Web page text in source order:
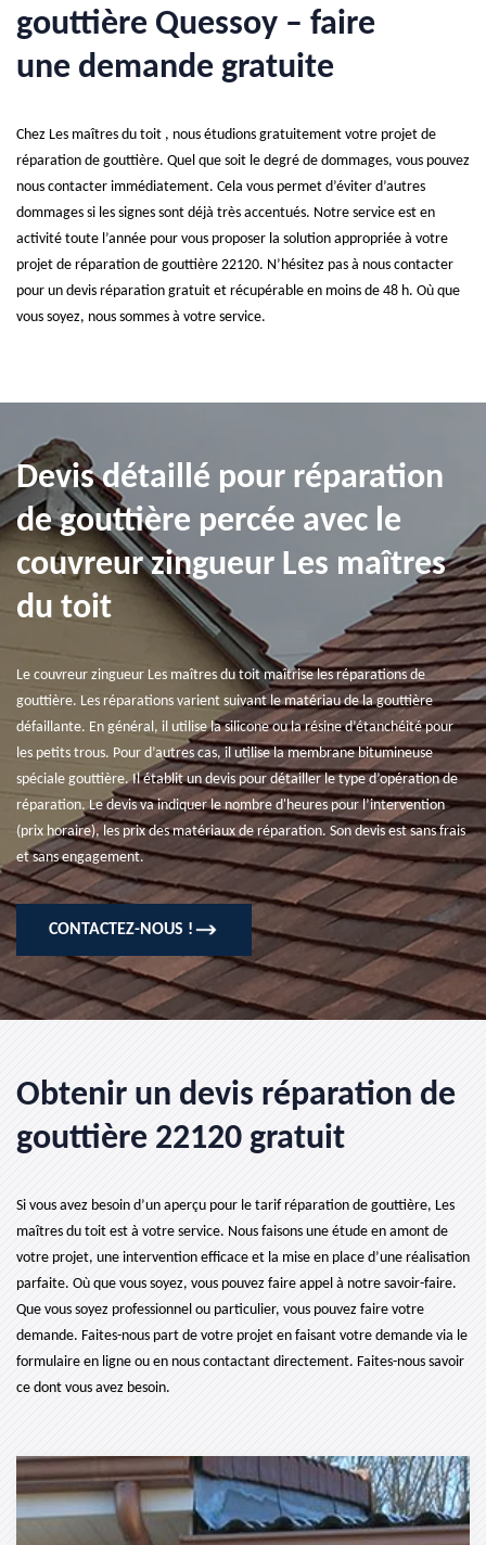
gouttière Quessoy – faire
une demande gratuite
Chez Les maîtres du toit , nous étudions gratuitement votre projet de
réparation de gouttière. Quel que soit le degré de dommages, vous pouvez
nous contacter immédiatement. Cela vous permet d’éviter d’autres
dommages si les signes sont déjà très accentués. Notre service est en
activité toute l’année pour vous proposer la solution appropriée à votre
projet de réparation de gouttière 22120. N’hésitez pas à nous contacter
pour un devis réparation gratuit et récupérable en moins de 48 h. Où que
vous soyez, nous sommes à votre service.
Devis détaillé pour réparation
de gouttière percée avec le
couvreur zingueur Les maîtres
du toit
Le couvreur zingueur Les maîtres du toit maîtrise les réparations de
gouttière. Les réparations varient suivant le matériau de la gouttière
défaillante. En général, il utilise la silicone ou la résine d’étanchéité pour
les petits trous. Pour d’autres cas, il utilise la membrane bitumineuse
spéciale gouttière. Il établit un devis pour détailler le type d’opération de
réparation. Le devis va indiquer le nombre d'heures pour l’intervention
(prix horaire), les prix des matériaux de réparation. Son devis est sans frais
et sans engagement.
CONTACTEZ-NOUS !
Obtenir un devis réparation de
gouttière 22120 gratuit
Si vous avez besoin d’un aperçu pour le tarif réparation de gouttière, Les
maîtres du toit est à votre service. Nous faisons une étude en amont de
votre projet, une intervention efficace et la mise en place d’une réalisation
parfaite. Où que vous soyez, vous pouvez faire appel à notre savoir-faire.
Que vous soyez professionnel ou particulier, vous pouvez faire votre
demande. Faites-nous part de votre projet en faisant votre demande via le
formulaire en ligne ou en nous contactant directement. Faites-nous savoir
ce dont vous avez besoin.